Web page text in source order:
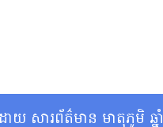
ដោយ សារព័ត៌មាន មាតុភូមិ